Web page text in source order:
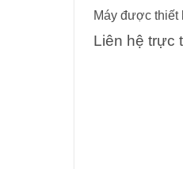
Máy được thiết
Liên hệ trực